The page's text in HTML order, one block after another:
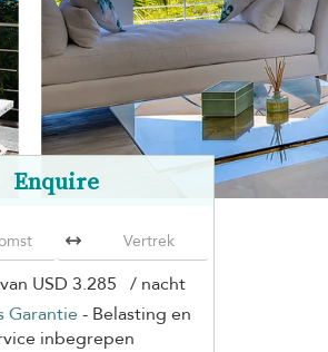
Enquire
van USD 3.285 / nacht
Garantie - Belasting en
inbegrepen